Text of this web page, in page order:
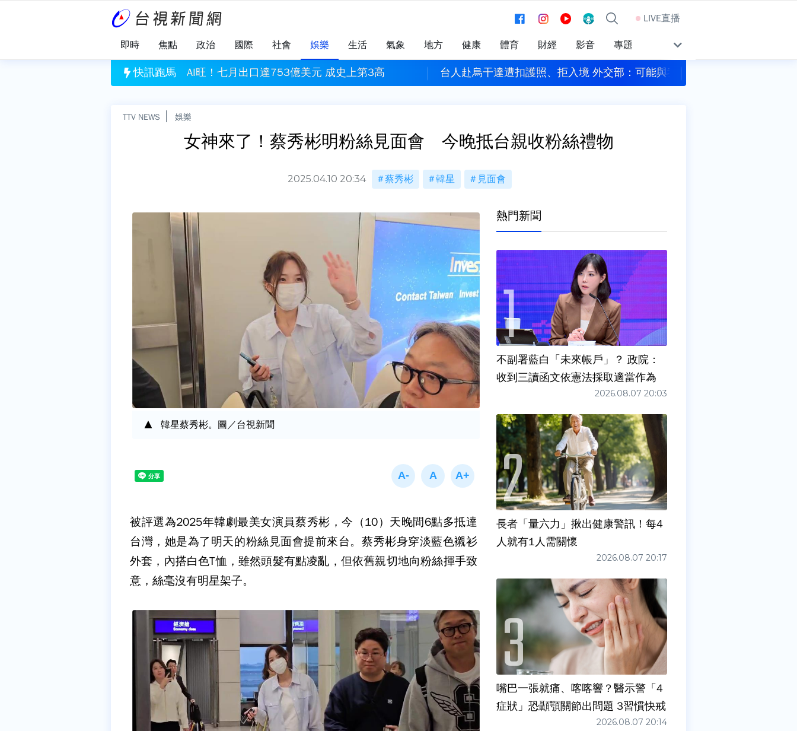
LIVE直播
即時 焦點 政治 國際 社會 娛樂 生活 氣象 地方 健康 體育 財經 影音 專題
快訊跑馬
！七月出口達753億美元 成史上第3高 台人赴烏干達遭扣護照、拒入境 外交部：可能與我國暫緩核發簽證有關「疫苗說」遭批有失公允 蔣萬安：人民記憶洗不掉
TTV NEWS 娛樂
女神來了！蔡秀彬明粉絲見面會 今晚抵台親收粉絲禮物
2025.04.10 20:34 蔡秀彬 韓星 見面會
韓星蔡秀彬。圖／台視新聞
被評選為2025年韓劇最美女演員蔡秀彬，今（10）天晚間6點多抵達
台灣，她是為了明天的粉絲見面會提前來台。蔡秀彬身穿淡藍色襯衫
外套，內搭白色T恤，雖然頭髮有點凌亂，但依舊親切地向粉絲揮手致
意，絲毫沒有明星架子。
熱門新聞
不副署藍白「未來帳戶」？ 政院：
收到三讀函文依憲法採取適當作為
2026.08.07 20:03
長者「量六力」揪出健康警訊！每4
人就有1人需關懷
2026.08.07 20:17
嘴巴一張就痛、喀喀響？醫示警「4
症狀」恐顳顎關節出問題 3習慣快戒
2026.08.07 20:14